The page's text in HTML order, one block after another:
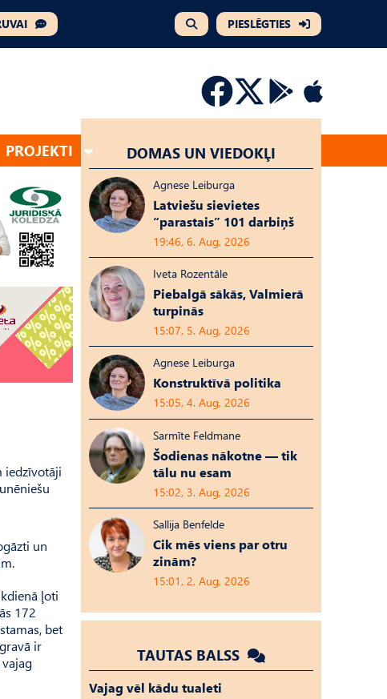
PIESLĒGTIES
PROJEKTI
iedzīvotāji
un
ļoti
172
bet
ir
DOMAS UN VIEDOKĻI
Agnese Leiburga
Latviešu sievietes
“parastais” 101 darbiņš
19:46, 6. Aug, 2026
Iveta Rozentāle
Piebalgā sākās, Valmierā
turpinās
15:07, 5. Aug, 2026
Agnese Leiburga
Konstruktīvā politika
15:05, 4. Aug, 2026
Sarmīte Feldmane
Šodienas nākotne — tik
tālu nu esam
15:02, 3. Aug, 2026
Sallija Benfelde
Cik mēs viens par otru
zinām?
15:01, 2. Aug, 2026
TAUTAS BALSS
Vajag vēl kādu tualeti